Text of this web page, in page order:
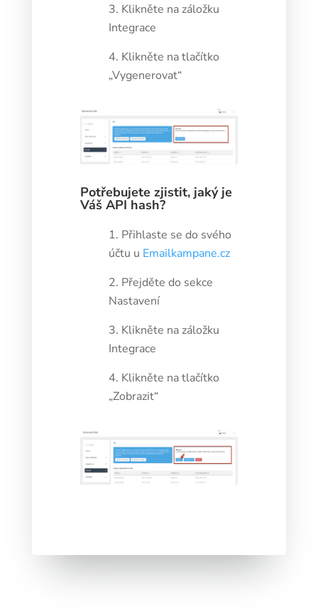
Klikněte na záložku
Integrace
Klikněte na tlačítko
„Vygenerovat“
Potřebujete zjistit, jaký je
Váš API hash?
Přihlaste se do svého
účtu u Emailkampane.cz
Přejděte do sekce
Nastavení
Klikněte na záložku
Integrace
Klikněte na tlačítko
„Zobrazit“